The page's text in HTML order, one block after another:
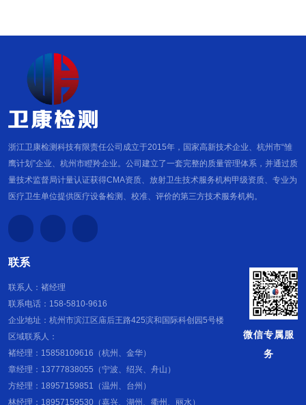
浙江卫康检测科技有限责任公司成立于2015年，国家高新技术企业、杭州市“雏
鹰计划”企业、杭州市瞪羚企业。公司建立了一套完整的质量管理体系，并通过质
量技术监督局计量认证获得CMA资质、放射卫生技术服务机构甲级资质、专业为
医疗卫生单位提供医疗设备检测、校准、评价的第三方技术服务机构。
联系
联系人：褚经理
联系电话：158-5810-9616
企业地址：杭州市滨江区庙后王路425滨和国际科创园5号楼
区域联系人：
褚经理：15858109616（杭州、金华）
章经理：13777838055（宁波、绍兴、舟山）
方经理：18957159851（温州、台州）
林经理：18957159530（嘉兴、湖州、衢州、丽水）
微信专属服
务